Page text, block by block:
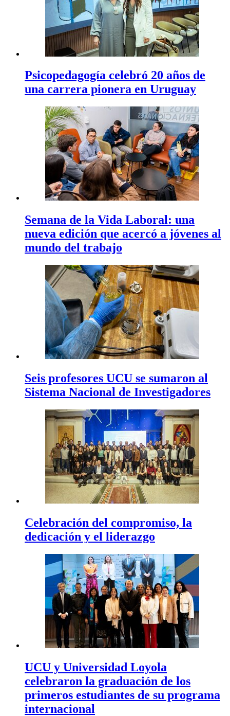
Psicopedagogía celebró 20 años de
una carrera pionera en Uruguay
Semana de la Vida Laboral: una
nueva edición que acercó a jóvenes al
mundo del trabajo
Seis profesores UCU se sumaron al
Sistema Nacional de Investigadores
Celebración del compromiso, la
dedicación y el liderazgo
UCU y Universidad Loyola
celebraron la graduación de los
primeros estudiantes de su programa
internacional